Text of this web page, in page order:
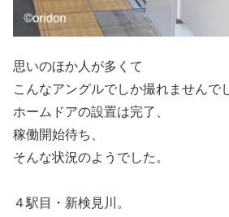
思いのほか人が多くて
こんなアングルでしか撮れませんで
ホームドアの設置は完了、
稼働開始待ち、
そんな状況のようでした。
４駅目・新検見川。